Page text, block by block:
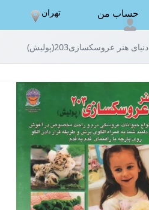
حساب من تهران
دنیای هنر عروسکسازی203(پولیش)